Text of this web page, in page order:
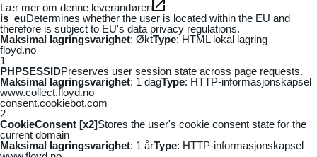
Lær mer om denne leverandøren
is_euDetermines whether the user is located within the EU and
therefore is subject to EU's data privacy regulations.
Maksimal lagringsvarighet: ØktType: HTML lokal lagring
floyd.no
1
PHPSESSIDPreserves user session state across page requests.
Maksimal lagringsvarighet: 1 dagType: HTTP-informasjonskapsel
www.collect.floyd.no
consent.cookiebot.com
2
CookieConsent [x2]Stores the user's cookie consent state for the
current domain
Maksimal lagringsvarighet: 1 årType: HTTP-informasjonskapsel